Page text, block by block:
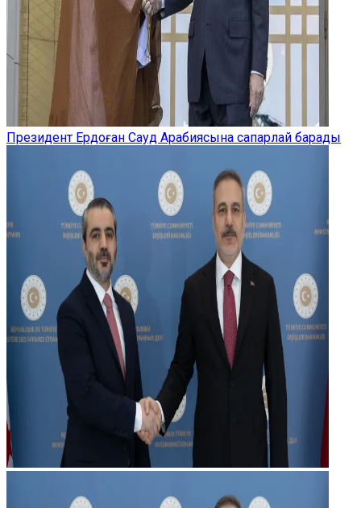
Президент Ердоған Сауд Арабиясына сапарлай барады